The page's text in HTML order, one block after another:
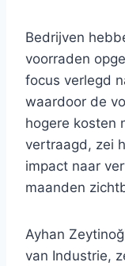
Bedrijven
voorraden
focus verlegd
waardoor de
hogere kosten
vertraagd, zei
impact naar
maanden
Ayhan
van Industrie,